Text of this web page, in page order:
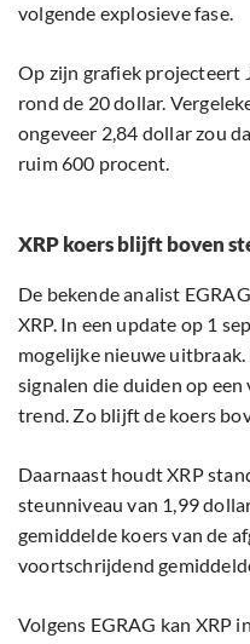
volgende explosieve fase.
Op zijn grafiek projecteert
rond de 20 dollar.
ongeveer 2,84 dollar zou
ruim 600 procent.
XRP koers blijft boven
De bekende analist
XRP. In een update op 1
mogelijke nieuwe
signalen die duiden op
trend. Zo blijft de koers
Daarnaast houdt XRP
steunniveau van 1,99
gemiddelde koers van de
voortschrijdend
Volgens EGRAG kan XRP